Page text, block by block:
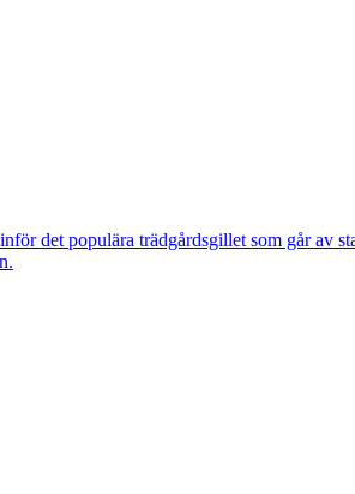
det populära trädgårdsgillet som går av